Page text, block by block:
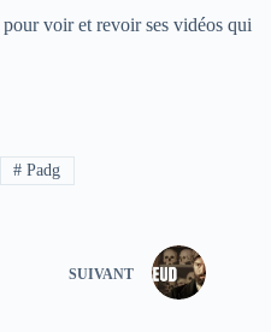
pour voir et revoir ses vidéos qui
# Padg
SUIVANT